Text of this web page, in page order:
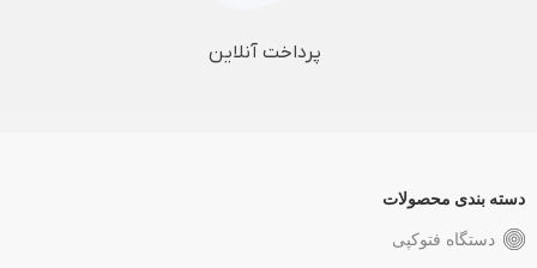
پرداخت آنلاین
دسته بندی محصولات
دستگاه فتوکپی